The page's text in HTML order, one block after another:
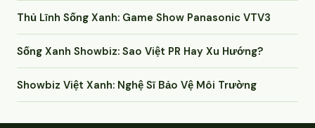
Thủ Lĩnh Sống Xanh: Game Show Panasonic VTV3
Sống Xanh Showbiz: Sao Việt PR Hay Xu Hướng?
Showbiz Việt Xanh: Nghệ Sĩ Bảo Vệ Môi Trường